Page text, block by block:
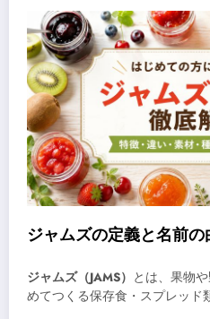
ジャムズの定義と名前の
ジャムズ（JAMS） とは、果物
めてつくる保存食・スプレッド